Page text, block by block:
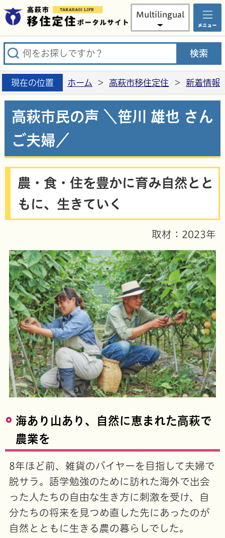
高萩
Multilingual
現在の位置 ホーム > 高萩市移住定住 > 新着情報
高萩市民の声 ＼笹川 雄也 さん
ご夫婦／
農・食・住を豊かに育み自然とと
もに、生きていく
取材：2023年
海あり山あり、自然に恵まれた高萩で
農業を
8年ほど前、雑貨のバイヤーを目指して夫婦で
脱サラ。語学勉強のために訪れた海外で出会
った人たちの自由な生き方に刺激を受け、自
分たちの将来を見つめ直した先にあったのが
自然とともに生きる農の暮らしでした。